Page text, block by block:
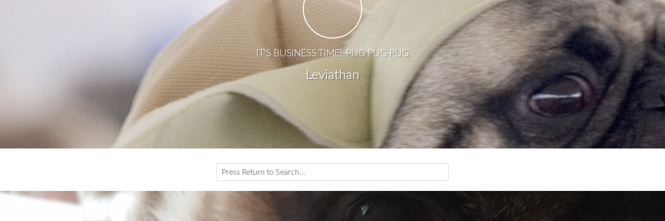
IT'S BUSINESS TIME!-PUG PUG PUG
Leviathan